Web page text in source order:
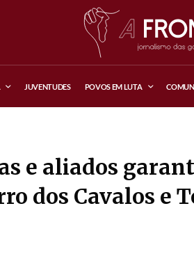
JUVENTUDES POVOS EM LUTA
e aliados
dos Cavalos e